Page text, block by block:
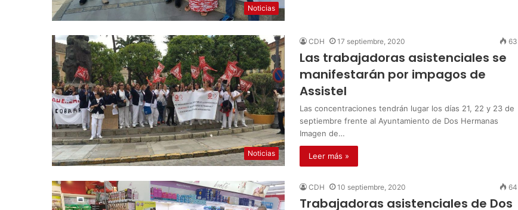
Noticias
Noticias
CDH 17 septiembre, 2020 63
Las trabajadoras asistenciales se
manifestarán por impagos de
Assistel
Las concentraciones tendrán lugar los días 21, 22 y 23 de
septiembre frente al Ayuntamiento de Dos Hermanas
Imagen de…
Leer más »
CDH 10 septiembre, 2020 64
Trabajadoras asistenciales de Dos